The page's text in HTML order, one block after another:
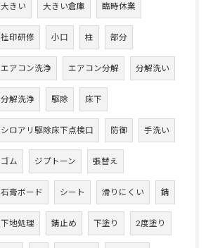
大きい 大きい倉庫 臨時休業
社印研修 小口 柱 部分
エアコン洗浄 エアコン分解 分解洗い
分解洗浄 駆除 床下
シロアリ駆除床下点検口 防御 手洗い
ゴム ジプトーン 張替え
石膏ボード シート 滑りにくい 錆
下地処理 錆止め 下塗り 2度塗り